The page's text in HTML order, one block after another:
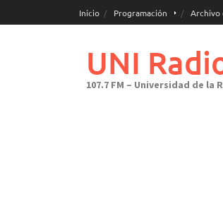
al
Inicio Programación Archivo
UNI
107.7 FM – Universidad de